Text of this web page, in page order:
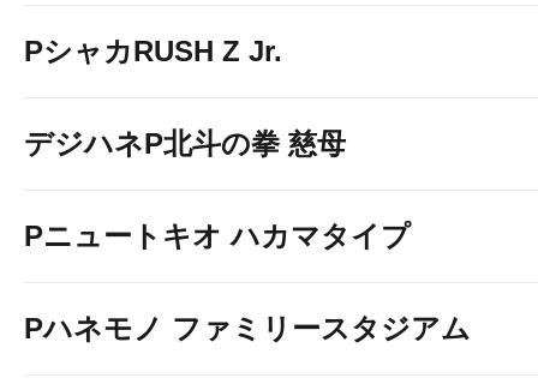
PシャカRUSH Z Jr.
デジハネP北斗の拳 慈母
Pニュートキオ ハカマタイプ
Pハネモノ ファミリースタジアム